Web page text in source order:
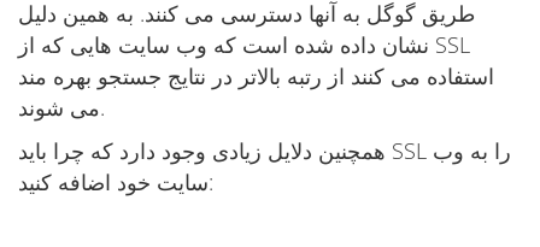
طریق گوگل به آنها دسترسی می کنند. به همین دلیل
نشان داده شده است که وب سایت هایی که از SSL
استفاده می کنند از رتبه بالاتر در نتایج جستجو بهره مند
می شوند.
همچنین دلایل زیادی وجود دارد که چرا باید SSL را به وب
سایت خود اضافه کنید: